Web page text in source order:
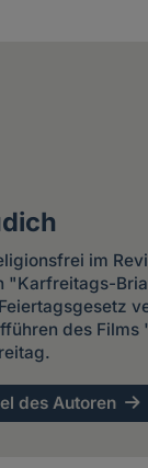
im
"Karfreitags-
des Films
des Autoren